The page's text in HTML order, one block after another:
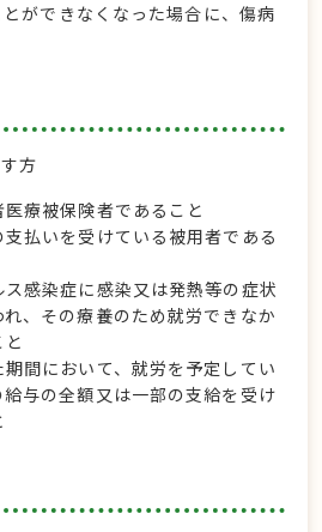
ができなくなった場合に、傷病
方
療被保険者であること
払いを受けている被用者である
感染症に感染又は発熱等の症状
、その療養のため就労できなか
間において、就労を予定してい
与の全額又は一部の支給を受け